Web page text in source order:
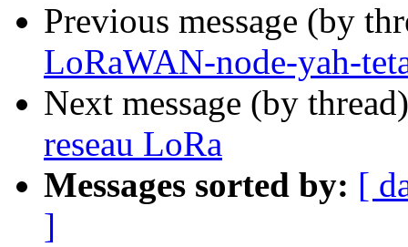
Previous message (by
LoRaWAN-node-yah-
Next message (by
reseau LoRa
Messages sorted by: [
]